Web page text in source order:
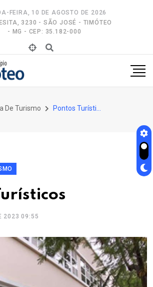
FEIRA, 10 DE AGOSTO DE 2026
3230 - SÃO JOSÉ - TIMÓTEO
- MG - CEP: 35.182-000
De Turismo
2023 09:55